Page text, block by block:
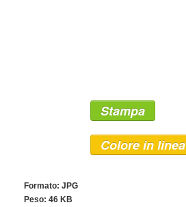
Stampa
Colore in linea
Formato: JPG
Peso: 46 KB